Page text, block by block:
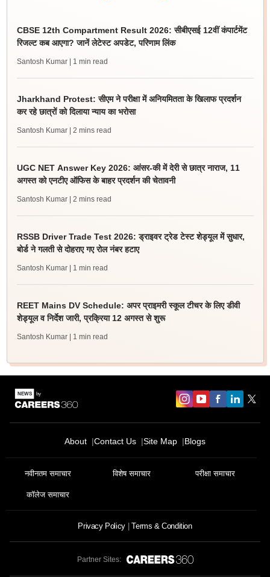
CBSE 12th Compartment Result 2026: सीबीएसई 12वीं कंपार्टमेंट
रिजल्ट कब आएगा? जानें लेटेस्ट अपडेट, परिणाम लिंक
Santosh Kumar | 1 min read
Jharkhand Protest: सीएम ने परीक्षा में अनियमितता के खिलाफ प्रदर्शन
कर रहे छात्रों को दिलाया न्याय का भरोसा
Santosh Kumar | 2 mins read
UGC NET Answer Key 2026: आंसर-की में देरी से छात्र नाराज, 11
अगस्त को एनटीए ऑफिस के बाहर प्रदर्शन की चेतावनी
Santosh Kumar | 2 mins read
RSSB Driver Trade Test 2026: ड्राइवर ट्रेड टेस्ट शेड्यूल में सुधार,
बोर्ड ने गलती से दोहराए गए रोल नंबर हटाए
Santosh Kumar | 1 min read
REET Mains DV Schedule: अपर प्राइमरी स्कूल टीचर के लिए डीवी
शेड्यूल व निर्देश जारी, प्रक्रिया 12 अगस्त से शुरू
Santosh Kumar | 1 min read
About Contact Us Site Map Blogs
नवीनतम समाचार विशेष समाचार परीक्षा समाचार
कॉलेज समाचार
Privacy Policy Terms & Condition
Partner Sites: